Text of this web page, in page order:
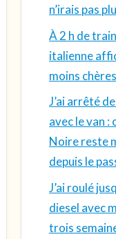
n’irais pas
À 2 h de
italienne
moins
J’ai arrêté
avec le van
Noire reste
depuis le
J’ai roulé
diesel avec
trois